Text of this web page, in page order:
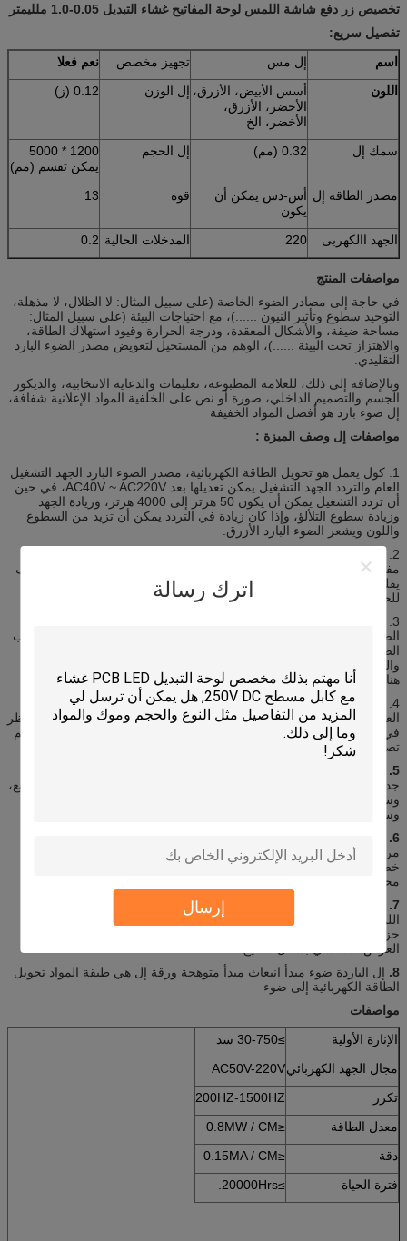
اترك رسالة
إرسال
تخصيص زر دفع شاشة اللمس لوحة المفاتيح غشاء التبديل 0.05-1.0 ملليمتر
تفصيل سريع:
اسم
إل مس تجهيز مخصص
نعم فعلا
اللون
أسس الأبيض، الأزرق،
الأخضر، الأزرق،
الأخضر، الخ
إل الوزن 0.12 (ز)
سمك إل 0.32 (مم) إل الحجم
1200 * 5000
يمكن تقسم (مم)
مصدر الطاقة إل أس-دس يمكن أن
يكون
قوة 13
الجهد االكهربى 220 المدخلات الحالية 0.2
مواصفات المنتج
في حاجة إلى مصادر الضوء الخاصة (على سبيل المثال: لا الظلال، لا مذهلة،
التوحيد سطوع وتأثير النيون ......)، مع احتياجات البيئة (على سبيل المثال:
مساحة ضيقة، والأشكال المعقدة، ودرجة الحرارة وقيود استهلاك الطاقة،
والاهتزاز تحت البيئة ......)، الوهم من المستحيل لتعويض مصدر الضوء البارد
التقليدي.
وبالإضافة إلى ذلك، للعلامة المطبوعة، تعليمات والدعاية الانتخابية، والديكور
الجسم والتصميم الداخلي، صورة أو نص على الخلفية المواد الإعلانية شفافة،
إل ضوء بارد هو أفضل المواد الخفيفة
مواصفات إل وصف الميزة :
1. كول يعمل هو تحويل الطاقة الكهربائية، مصدر الضوء البارد الجهد التشغيل
العام والتردد الجهد التشغيل يمكن تعديلها بعد AC40V ~ AC220V، في حين
أن تردد التشغيل يمكن أن يكون 50 هرتز إلى 4000 هرتز، وزيادة الجهد
وزيادة سطوع التلألؤ، وإذا كان زيادة في التردد يمكن أن تزيد من السطوع
واللون ويشعر الضوء البارد الأزرق.
مفاجئ لهذه الظاهرة، ولكن بعد فترة طويلة من الاستخدام، وسطوع سوف
يقلل تدريجيا البرد والجهد والتردد ودرجة الحرارة والرطوبة والضوء البارد
للحياة تتأثر عامل رئيسي
الضوئية، وعادة ما يعبر عن الإنارة من مصدر ضوء الانارة في وحدات حساب
الضوئية، ولكن العين البشرية هي أقل سهولة لتحقيق هذه الحساسية،
والحس البصري ومقياس الضوء عموما معيار من المقارنة، وسوف يكون
هناك درجة معينة من الخطأ.
4. إل مصدر الضوء البارد لإنتاج مصدر الطاقة، عن طريق محول محول
العاكس مطابقة (سائق) لدفع، والجهد محرك وتواتر أقراص الباردة، هو النظر
في حجم المنطقة وفقا للأشعة، واستخدام البيئة ، الحياة، الخ الظروف لدعم
تصميم وتطوير وإنتاج المهنية الإنتاج.
5.
جدا هو أن وزن وزنه وسمك، أقراص الباردة هو 0.1 غرام لكل سنتيمتر مربع،
وسمك الفيلم الانارة سوف يتبعها التغيير.
6.
مرونة جيدة، وعادة 2CM فوق الانحناء الشعاع هو مقبول، وهذا الانحناء
خصائص صلابة، ولكن أيضا يعطي أقراص الباردة لديها أغراض بيئات أكثر
مختلفة.
7.
يجب أن الحواف مختومة من أقراص الباردة في الأسبوع على طول
اللمعان الشهير يكون 0.1CM على الأقل حزمة، ضيقة تألق مدى الحياة
حزمة من شأنها أن تنتج تغييرات طفيفة، فمن المقترح أن تبقى مختومة
العرض الأساسي بشكل صحيح.
8.
إل الباردة ضوء مبدأ انبعاث مبدأ متوهجة ورقة إل هي طبقة المواد تحويل
الطاقة الكهربائية إلى ضوء
مواصفات
الإنارة الأولية
≥30-750 سد
مجال الجهد الكهربائيAC50V-220V
تكرر
200HZ-1500HZ
معدل الطاقة
≤0.8MW / CM
دقة
≤0.15MA / CM
فترة الحياة
≥20000Hrs.